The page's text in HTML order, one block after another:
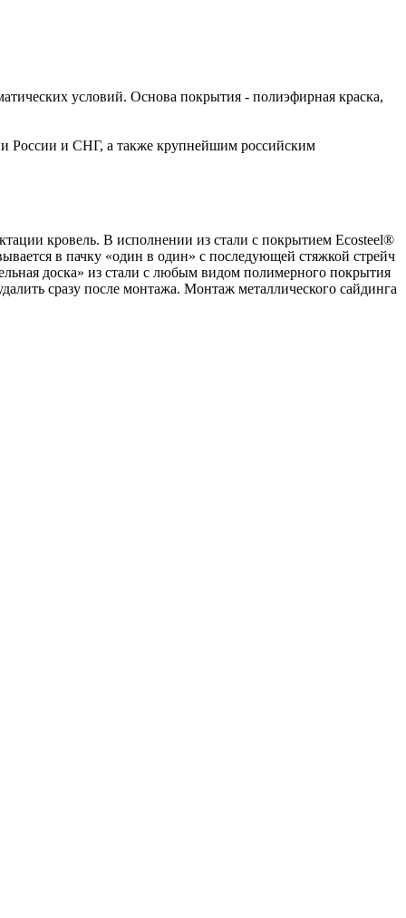
условий. Основа покрытия - полиэфирная краска,
России и СНГ, а также крупнейшим российским
кровель. В исполнении из стали с покрытием Ecosteel®
в пачку «один в один» с последующей стяжкой стрейч
доска» из стали с любым видом полимерного покрытия
сразу после монтажа. Монтаж металлического сайдинга